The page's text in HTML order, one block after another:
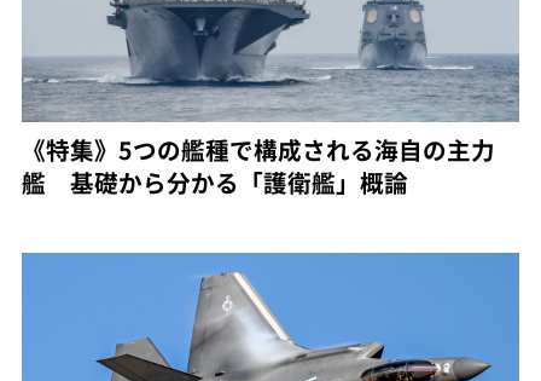
《特集》5つの艦種で構成される海自の主力
艦 基礎から分かる「護衛艦」概論